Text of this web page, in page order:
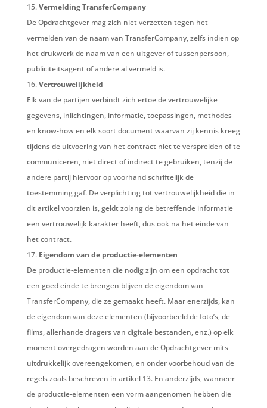
VermeldingTransferCompany
De Opdrachtgever mag zich niet verzetten tegen het
vermelden van de naam van TransferCompany, zelfs indien op
het drukwerk de naam van een uitgever of tussenpersoon,
publiciteitsagent of andere al vermeld is.
Vertrouwelijkheid
Elk van de partijen verbindt zich ertoe de vertrouwelijke
gegevens, inlichtingen, informatie, toepassingen, methodes
en know-how en elk soort document waarvan zij kennis kreeg
tijdens de uitvoering van het contract niet te verspreiden of te
communiceren, niet direct of indirect te gebruiken, tenzij de
andere partij hiervoor op voorhand schriftelijk de
toestemming gaf. De verplichting tot vertrouwelijkheid die in
dit artikel voorzien is, geldt zolang de betreffende informatie
een vertrouwelijk karakter heeft, dus ook na het einde van
het contract.
Eigendom van de productie-elementen
De productie-elementen die nodig zijn om een opdracht tot
een goed einde te brengen blijven de eigendom van
TransferCompany, die ze gemaakt heeft. Maar enerzijds, kan
de eigendom van deze elementen (bijvoorbeeld de foto’s, de
films, allerhande dragers van digitale bestanden, enz.) op elk
moment overgedragen worden aan de Opdrachtgever mits
uitdrukkelijk overeengekomen, en onder voorbehoud van de
regelszoals beschreven in artikel 13. En anderzijds, wanneer
de productie-elementen een vorm aangenomen hebben die